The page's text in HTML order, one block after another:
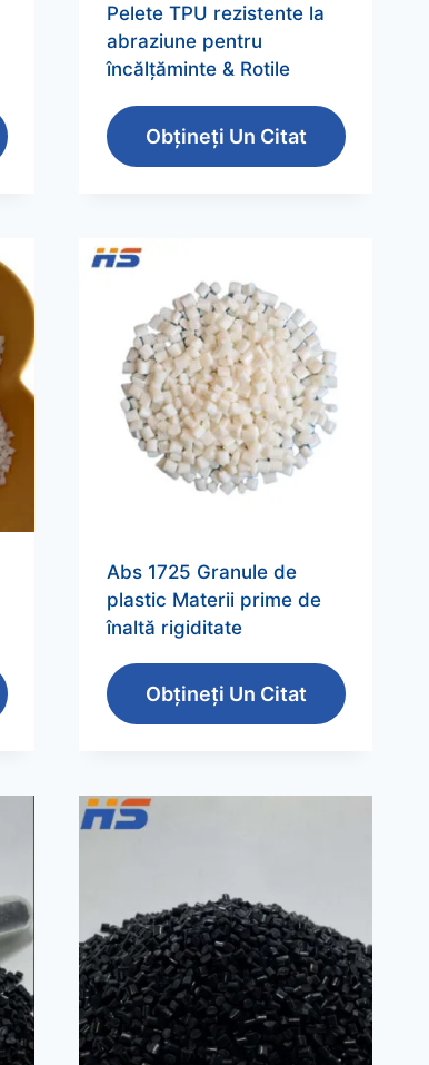
Pelete TPU rezistente la
abraziune pentru
încălțăminte & Rotile
Obțineți Un Citat
Abs 1725 Granule de
plastic Materii prime de
înaltă rigiditate
Obțineți Un Citat